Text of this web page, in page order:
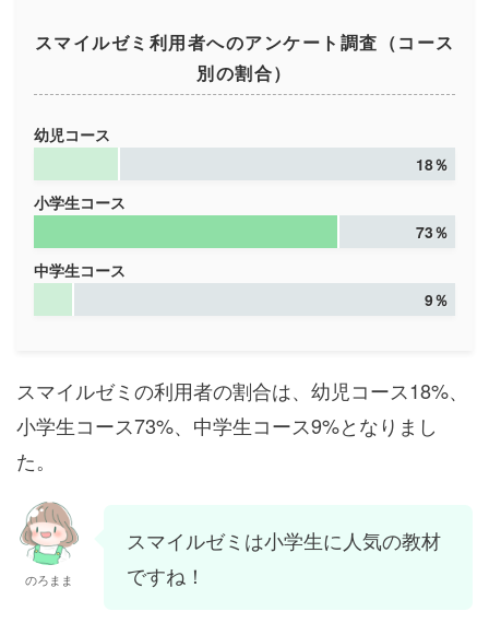
スマイルゼミ利用者へのアンケート調査（コース
別の割合）
幼児コース
18％
小学生コース
73％
中学生コース
9％
スマイルゼミの利用者の割合は、幼児コース18%、
小学生コース73%、中学生コース9%となりまし
た。
のろまま
スマイルゼミは小学生に人気の教材
ですね！